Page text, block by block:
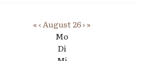
« ‹August 26› »
Mo
Di